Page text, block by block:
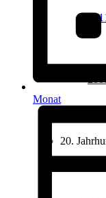
20.
Monat